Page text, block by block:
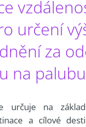
určení
za
na
určuje na
a cílové